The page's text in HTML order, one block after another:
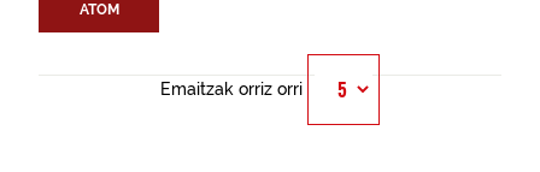
ATOM
Emaitzak orriz orri